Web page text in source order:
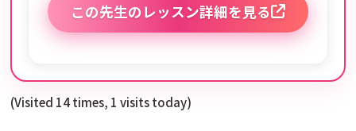
この先生のレッスン詳細を見る
(Visited 14 times, 1 visits today)